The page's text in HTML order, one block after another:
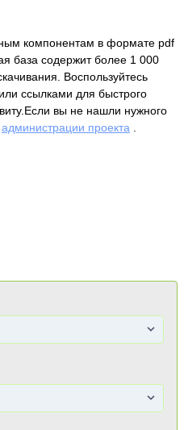
компонентам в формате pdf
база содержит более 1 000
Воспользуйтесь
ссылками для быстрого
вы не нашли нужного
администрации проекта